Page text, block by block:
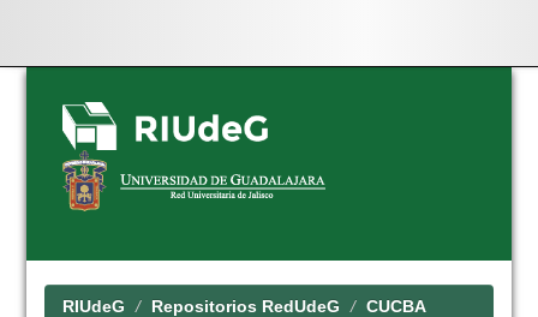
Skip
navigation
RIUdeG Repositorios RedUdeG CUCBA